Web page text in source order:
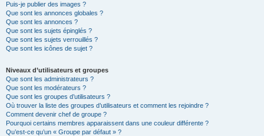
Puis-je publier des images ?
Que sont les annonces globales ?
Que sont les annonces ?
Que sont les sujets épinglés ?
Que sont les sujets verrouillés ?
Que sont les icônes de sujet ?
Niveaux d’utilisateurs et groupes
Que sont les administrateurs ?
Que sont les modérateurs ?
Que sont les groupes d’utilisateurs ?
Où trouver la liste des groupes d’utilisateurs et comment les rejoindre ?
Comment devenir chef de groupe ?
Pourquoi certains membres apparaissent dans une couleur différente ?
Qu’est-ce qu’un « Groupe par défaut » ?